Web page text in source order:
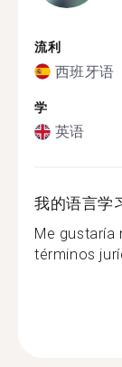
流利
西班牙语
学
英语
我的语言学
Me gustaría
términos